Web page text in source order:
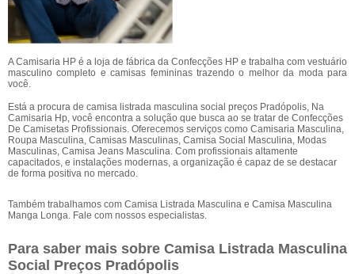
A Camisaria HP é a loja de fábrica da Confecções HP e trabalha com vestuário
masculino completo e camisas femininas trazendo o melhor da moda para
você.
Está a procura de camisa listrada masculina social preços Pradópolis, Na
Camisaria Hp, você encontra a solução que busca ao se tratar de Confecções
De Camisetas Profissionais. Oferecemos serviços como Camisaria Masculina,
Roupa Masculina, Camisas Masculinas, Camisa Social Masculina, Modas
Masculinas, Camisa Jeans Masculina. Com profissionais altamente
capacitados, e instalações modernas, a organização é capaz de se destacar
de forma positiva no mercado.
Também trabalhamos com Camisa Listrada Masculina e Camisa Masculina
Manga Longa. Fale com nossos especialistas.
Para saber mais sobre Camisa Listrada Masculina
Social Preços Pradópolis